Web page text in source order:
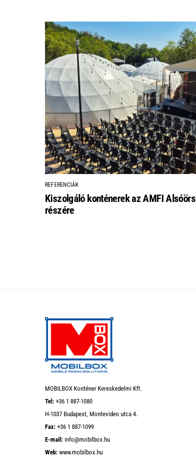
REFERENCIÁK
Kiszolgáló konténerek az AMFI Alsóörs
részére
MOBILBOX Konténer Kereskedelmi Kft.
Tel: +36 1 887-1080
H-1037 Budapest, Montevideo utca 4.
Fax: +36 1 887-1099
E-mail: info@mobilbox.hu
Web: www.mobilbox.hu